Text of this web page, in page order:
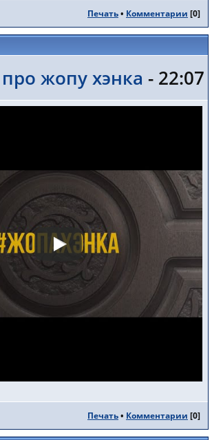
Печать• Комментарии [0]
жопу хэнка - 22:07
Печать• Комментарии [0]